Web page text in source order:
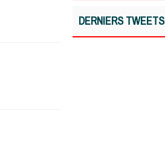
DERNIERS TWEETS